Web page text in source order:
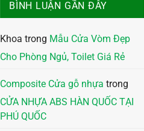
BÌNH LUẬN GẦN ĐÂY
Khoa trong Mẫu Cửa Vòm Đẹp
Cho Phòng Ngủ, Toilet Giá Rẻ
Composite Cửa gỗ nhựa trong
CỬA NHỰA ABS HÀN QUỐC TẠI
PHÚ QUỐC